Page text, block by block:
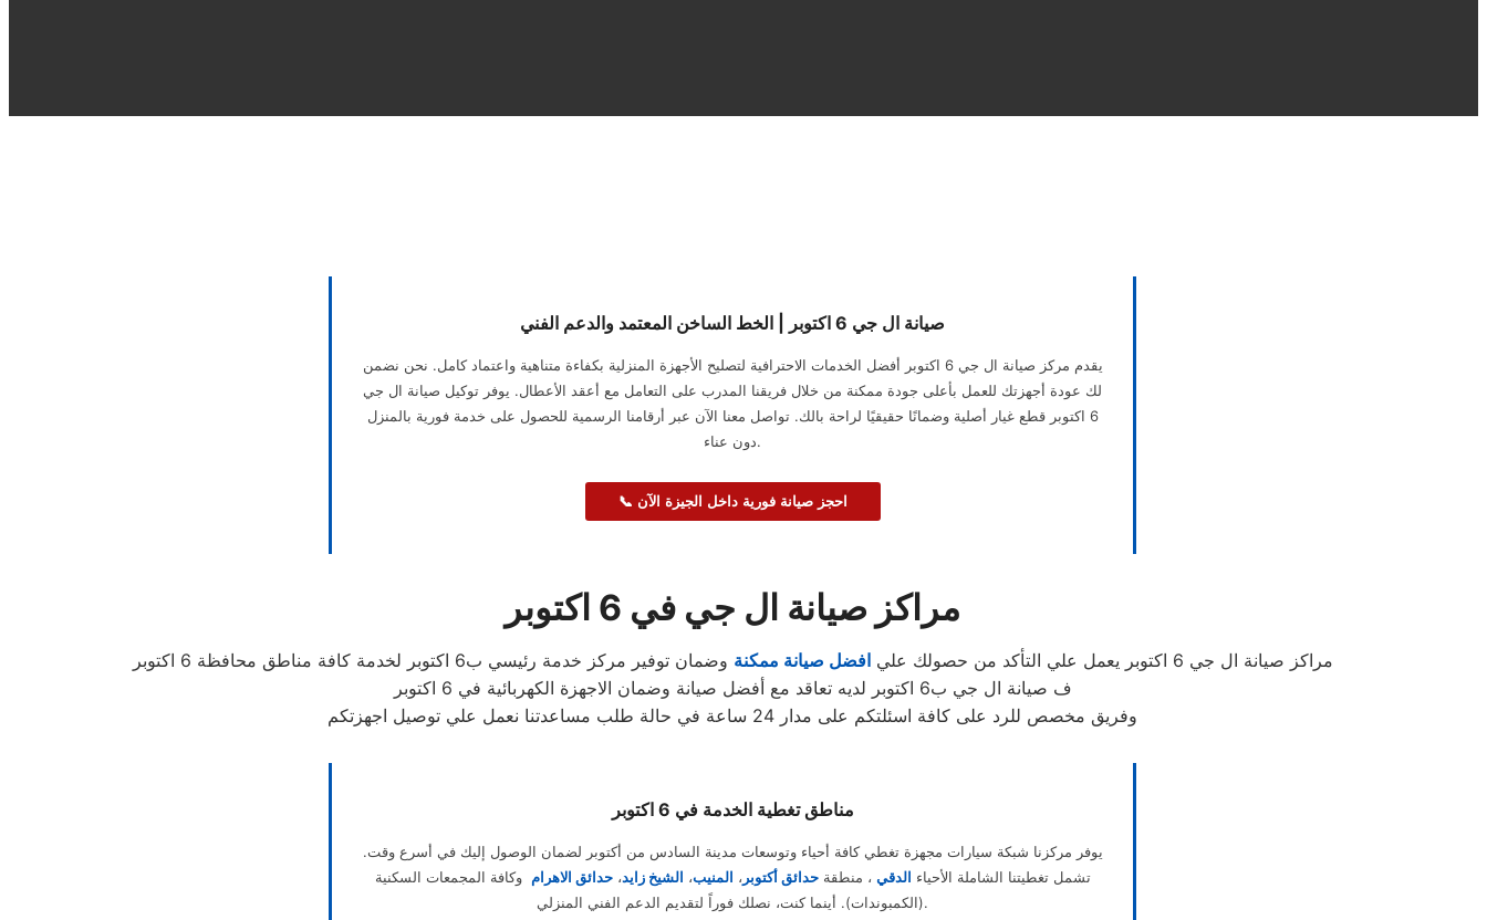
صيانة ال جي 6 اكتوبر | الخط الساخن المعتمد والدعم الفني
يقدم مركز صيانة ال جي 6 اكتوبر أفضل الخدمات الاحترافية لتصليح الأجهزة المنزلية بكفاءة متناهية واعتماد كامل. نحن نضمن
لك عودة أجهزتك للعمل بأعلى جودة ممكنة من خلال فريقنا المدرب على التعامل مع أعقد الأعطال. يوفر توكيل صيانة ال جي
6 اكتوبر قطع غيار أصلية وضمانًا حقيقيًا لراحة بالك. تواصل معنا الآن عبر أرقامنا الرسمية للحصول على خدمة فورية بالمنزل
دون عناء.
📞 احجز صيانة فورية داخل الجيزة الآن
مراكز صيانة ال جي في 6 اكتوبر
مراكز صيانة ال جي 6 اكتوبر يعمل علي التأكد من حصولك علي افضل صيانة ممكنة وضمان توفير مركز خدمة رئيسي ب6 اكتوبر لخدمة كافة مناطق محافظة 6 اكتوبر
ف صيانة ال جي ب6 اكتوبر لديه تعاقد مع أفضل صيانة وضمان الاجهزة الكهربائية في 6 اكتوبر
وفريق مخصص للرد على كافة اسئلتكم على مدار 24 ساعة في حالة طلب مساعدتنا نعمل علي توصيل اجهزتكم
مناطق تغطية الخدمة في 6 اكتوبر
يوفر مركزنا شبكة سيارات مجهزة تغطي كافة أحياء وتوسعات مدينة السادس من أكتوبر لضمان الوصول إليك في أسرع وقت.
تشمل تغطيتنا الشاملة الأحياء الدقي ، منطقةحدائق أكتوبر ، المنيب، الشيخ زايد،حدائق الاهرام وكافة المجمعات السكنية
(الكمبوندات). أينما كنت، نصلك فوراً لتقديم الدعم الفني المنزلي.